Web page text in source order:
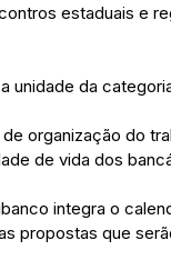
estaduais e
da
organização do
de vida dos
integra o
propostas que